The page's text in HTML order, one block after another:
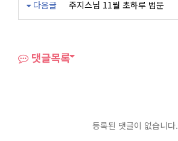
다음글 주지스님 11월 초하루 법문
댓글목록
등록된 댓글이 없습니다.